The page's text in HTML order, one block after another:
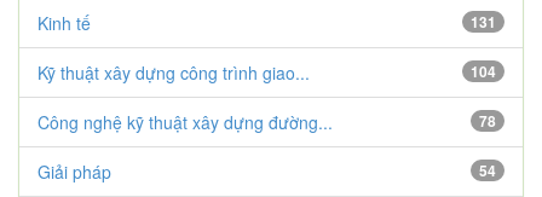
131
Kinh tế
104
Kỹ thuật xây dựng công trình giao...
78
Công nghệ kỹ thuật xây dựng đường...
54
Giải pháp